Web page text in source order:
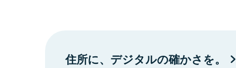
住所に、デジタルの確かさを。